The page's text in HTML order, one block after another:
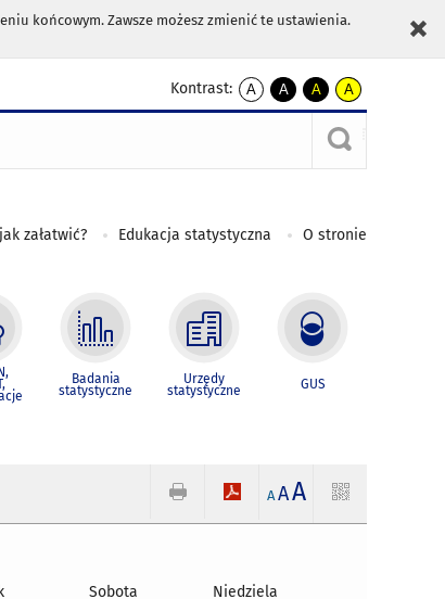
końcowym. Zawsze możesz zmienić te ustawienia.
Kontrast:
A
kontrast
A
kontrast
czarnym
A
kontrast
żółty
tekst
czarnym
A
kontrast
czarny
tekst
żółtym
załatwić? Edukacja statystyczna O stronie
Badania
statystyczne
Urzędy
statystyczne GUS
A AA
Sobota Niedziela